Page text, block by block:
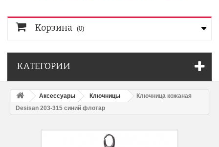
Корзина (0)
КАТЕГОРИИ
Аксессуары Ключницы
Ключница кожаная
Desisan 203-315 синий флотар